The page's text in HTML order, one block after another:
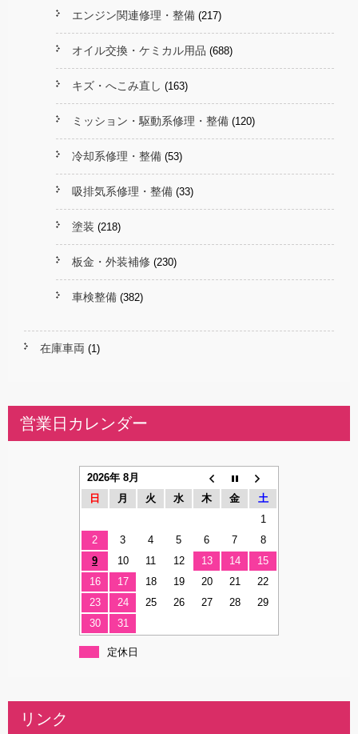
エンジン関連修理・整備 (217)
オイル交換・ケミカル用品 (688)
キズ・へこみ直し (163)
ミッション・駆動系修理・整備 (120)
冷却系修理・整備 (53)
吸排気系修理・整備 (33)
塗装 (218)
板金・外装補修 (230)
車検整備 (382)
在庫車両 (1)
営業日カレンダー
2026年 8月
日
月 火 水 木 金
土
1
2
3 4 5 6 7
8
9
10 11 12 13 14
15
16
17 18 19 20 21
22
23
24 25 26 27 28
29
30
31
定休日
リンク